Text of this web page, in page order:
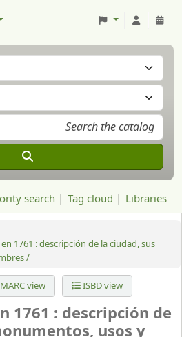
search Tag cloud Libraries
1761 : descripción de la ciudad, sus
/
view ISBD view
1761 : descripción de
usos y